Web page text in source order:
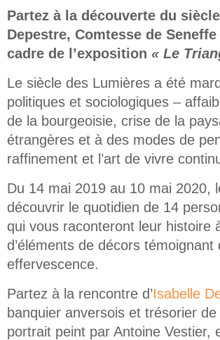
Partez à la découverte du
Depestre, Comtesse de
cadre de l’exposition « Le
Le siècle des Lumières a été
politiques et sociologiques –
de la bourgeoisie, crise de la
étrangères et à des modes de
raffinement et l’art de vivre
Du 14 mai 2019 au 10 mai 2020,
découvrir le quotidien de 14
qui vous raconteront leur histoire
d’éléments de décors
effervescence.
Partez à la rencontre d’Isabelle
banquier anversois et trésorier
portrait peint par Antoine Vestier,